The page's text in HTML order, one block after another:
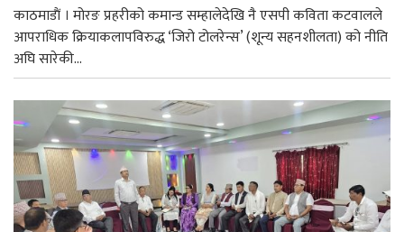
काठमाडाैं । मोरङ प्रहरीको कमान्ड सम्हालेदेखि नै एसपी कविता कटवालले
आपराधिक क्रियाकलापविरुद्ध ‘जिरो टोलरेन्स’ (शून्य सहनशीलता) को नीति
अघि सारेकी...